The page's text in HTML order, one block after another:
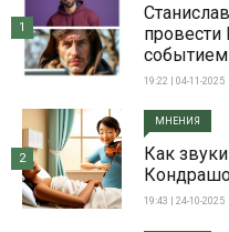
провести
событием
19:22 | 04-11-2025
1
МНЕНИЯ
Как
19:43 | 24-10-2025
2